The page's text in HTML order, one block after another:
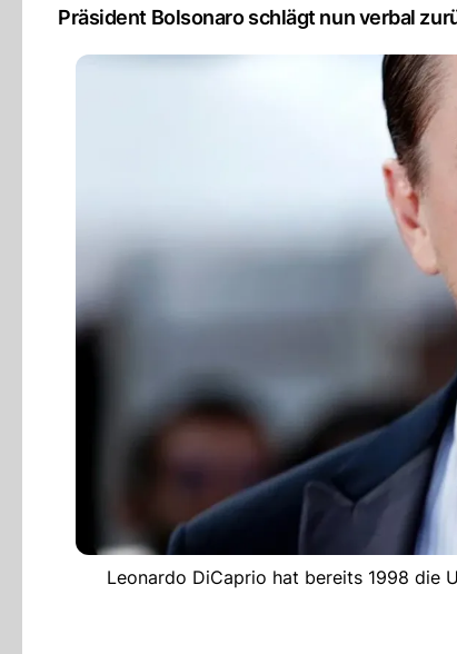
Präsident Bolsonaro schlägt nun verbal
Leonardo DiCaprio hat bereits 1998 die